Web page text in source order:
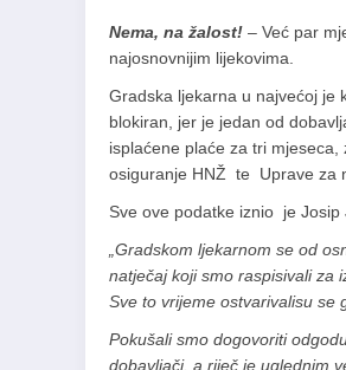
Nema, na žalost! – Već par
najosnovnijim lijekovima.
Gradska ljekarna u najvećoj je
blokiran, jer je jedan od
isplaćene plaće za tri
osiguranje HNŽ te Uprave za
Sve ove podatke iznio je Josip
„Gradskom ljekarnom se od
natječaj koji smo raspisivali za
Sve to vrijeme ostvarivalisu se
Pokušali smo dogovoriti
dobavljači, a riječ je uglednim